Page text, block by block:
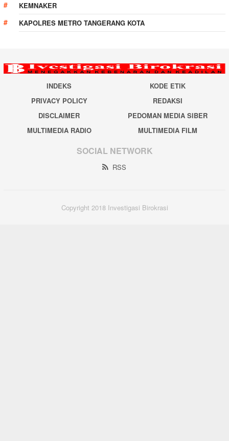
KEMNAKER
KAPOLRES METRO TANGERANG KOTA
INDEKS
KODE ETIK
PRIVACY POLICY
REDAKSI
DISCLAIMER
PEDOMAN MEDIA SIBER
MULTIMEDIA RADIO
MULTIMEDIA FILM
SOCIAL NETWORK
RSS
Copyright 2018 Investigasi Birokrasi